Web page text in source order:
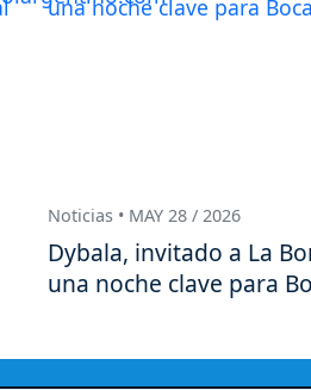
Noticias • MAY 28 / 2026
Dybala, invitado a La
una noche clave para